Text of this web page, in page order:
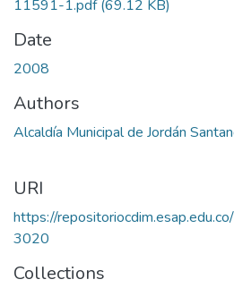
11591-1.pdf(69.12 KB)
Date
2008
Authors
Alcaldía Municipal de Jordán
URI
https://
3020
Collections